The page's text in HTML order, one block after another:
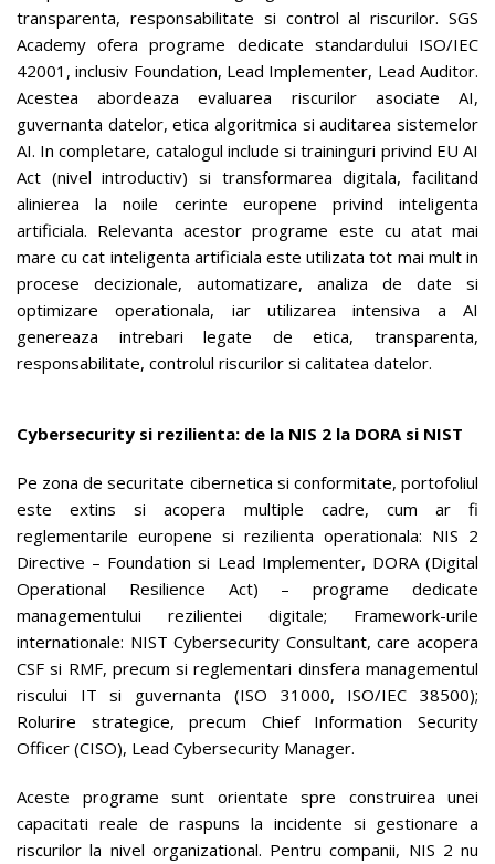
transparenta, responsabilitate si control al riscurilor. SGS
Academy ofera programe dedicate standardului ISO/IEC
42001, inclusiv Foundation, Lead Implementer, Lead Auditor.
Acestea abordeaza evaluarea riscurilor asociate AI,
guvernanta datelor, etica algoritmica si auditarea sistemelor
AI. In completare, catalogul include si traininguri privind EU AI
Act (nivel introductiv) si transformarea digitala, facilitand
alinierea la noile cerinte europene privind inteligenta
artificiala. Relevanta acestor programe este cu atat mai
mare cu cat inteligenta artificiala este utilizata tot mai mult in
procese decizionale, automatizare, analiza de date si
optimizare operationala, iar utilizarea intensiva a AI
genereaza intrebari legate de etica, transparenta,
responsabilitate, controlul riscurilor si calitatea datelor.
Cybersecurity si rezilienta: de la NIS 2 la DORA si NIST
Pe zona de securitate cibernetica si conformitate, portofoliul
este extins si acopera multiple cadre, cum ar fi
reglementarile europene si rezilienta operationala: NIS 2
Directive – Foundation si Lead Implementer, DORA (Digital
Operational Resilience Act) – programe dedicate
managementului rezilientei digitale; Framework-urile
internationale: NIST Cybersecurity Consultant, care acopera
CSF si RMF, precum si reglementari dinsfera managementul
riscului IT si guvernanta (ISO 31000, ISO/IEC 38500);
Rolurire strategice, precum Chief Information Security
Officer (CISO), Lead Cybersecurity Manager.
Aceste programe sunt orientate spre construirea unei
capacitati reale de raspuns la incidente si gestionare a
riscurilor la nivel organizational. Pentru companii, NIS 2 nu